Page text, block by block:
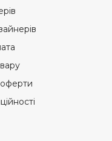
оферти